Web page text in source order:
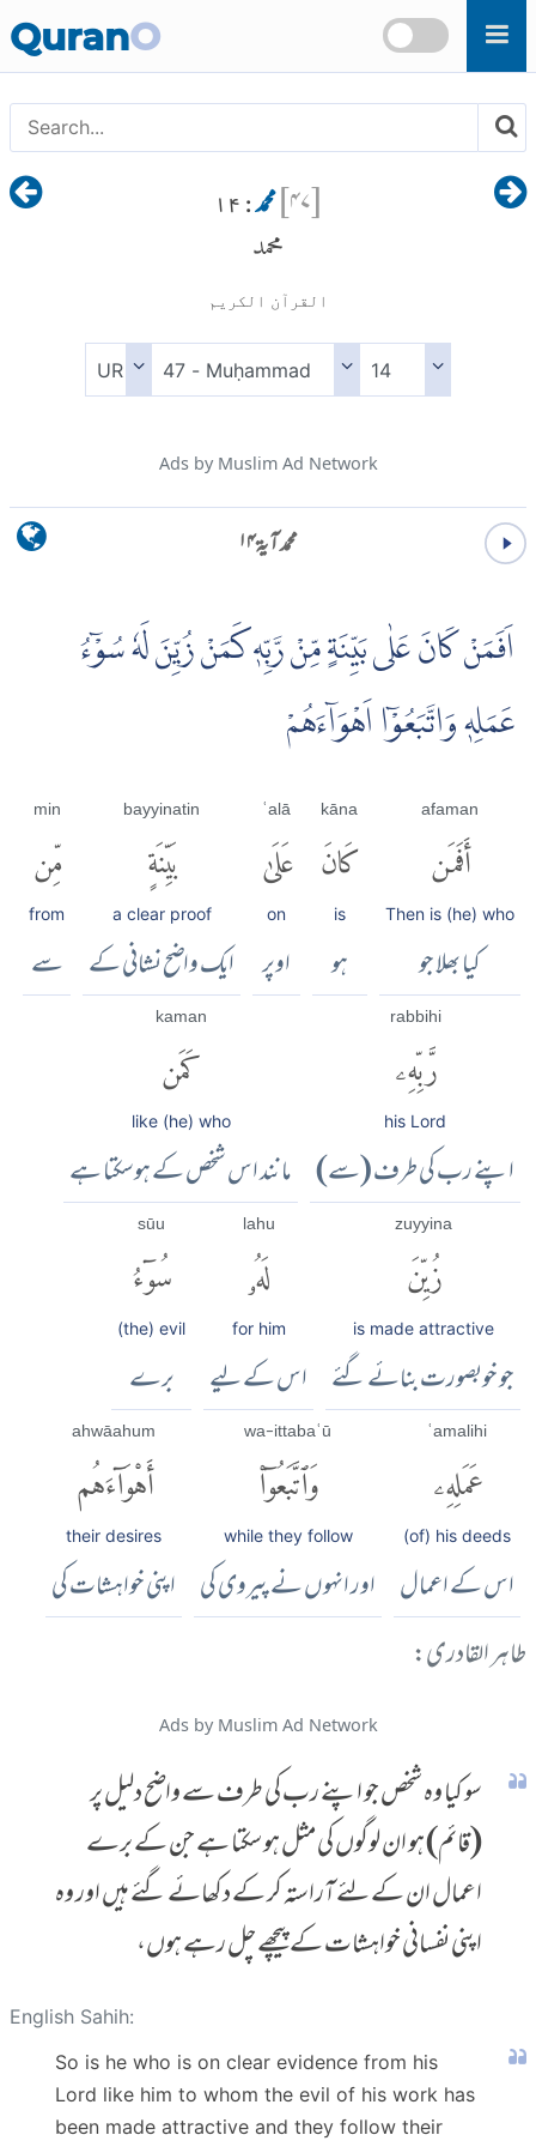
Skip to main content
QuranO
[۴۷]محمد: ۱۴
محمد
القرآن الكريم
Ads by Muslim Ad Network
محمد آية ۱۴
اَفَمَنْ كَانَ عَلٰى بَيِّنَةٍ مِّنْ رَّبِّهٖ كَمَنْ زُيِّنَ لَهٗ سُوْۤءُ
عَمَلِهٖ وَاتَّبَعُوْۤا اَهْوَاۤءَهُمْ
afaman
أَفَمَن
Then is (he) who
کیا بھلا جو
kāna
كَانَ
is
ہو
ʿalā
عَلَىٰ
on
اوپر
bayyinatin
بَيِّنَةٍ
a clear proof
ایک واضح نشانی کے
min
مِّن
from
سے
rabbihi
رَّبِّهِۦ
his Lord
اپنے رب کی طرف (سے)
kaman
كَمَن
like (he) who
مانند اس شخص کے ہوسکتا ہے
zuyyina
زُيِّنَ
is made attractive
جو خوبصورت بنائے گئے
lahu
لَهُۥ
for him
اس کے لیے
sūu
سُوٓءُ
(the) evil
برے
ʿamalihi
عَمَلِهِۦ
(of) his deeds
اس کے اعمال
wa-ittabaʿū
وَٱتَّبَعُوٓا۟
while they follow
اور انہوں نے پیروی کی
ahwāahum
أَهْوَآءَهُم
their desires
اپنی خواہشات کی
طاہر القادری:
Ads by Muslim Ad Network
سو کیا وہ شخص جو اپنے رب کی طرف سے واضح دلیل پر
(قائم) ہو ان لوگوں کی مثل ہو سکتا ہے جن کے برے
اعمال ان کے لئے آراستہ کر کے دکھائے گئے ہیں اور وہ
اپنی نفسانی خواہشات کے پیچھے چل رہے ہوں،
English Sahih:
So is he who is on clear evidence from his
Lord like him to whom the evil of his work has
been made attractive and they follow their